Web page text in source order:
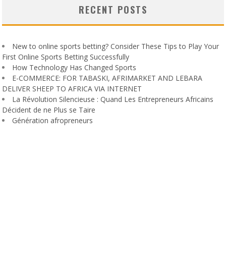
RECENT POSTS
New to online sports betting? Consider These Tips to Play Your
First Online Sports Betting Successfully
How Technology Has Changed Sports
E-COMMERCE: FOR TABASKI, AFRIMARKET AND LEBARA
DELIVER SHEEP TO AFRICA VIA INTERNET
La Révolution Silencieuse : Quand Les Entrepreneurs Africains
Décident de ne Plus se Taire
Génération afropreneurs